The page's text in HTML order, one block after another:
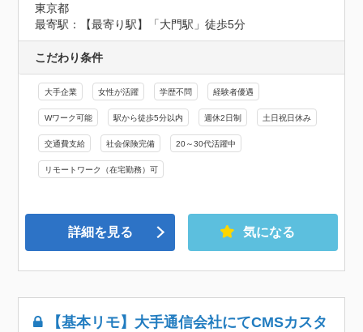
東京都
最寄駅：【最寄り駅】「大門駅」徒歩5分
こだわり条件
大手企業 女性が活躍 学歴不問 経験者優遇
Wワーク可能 駅から徒歩5分以内 週休2日制 土日祝日休み
交通費支給 社会保険完備 20～30代活躍中
リモートワーク（在宅勤務）可
詳細を見る 気になる
【基本リモ】大手通信会社にてCMSカスタ